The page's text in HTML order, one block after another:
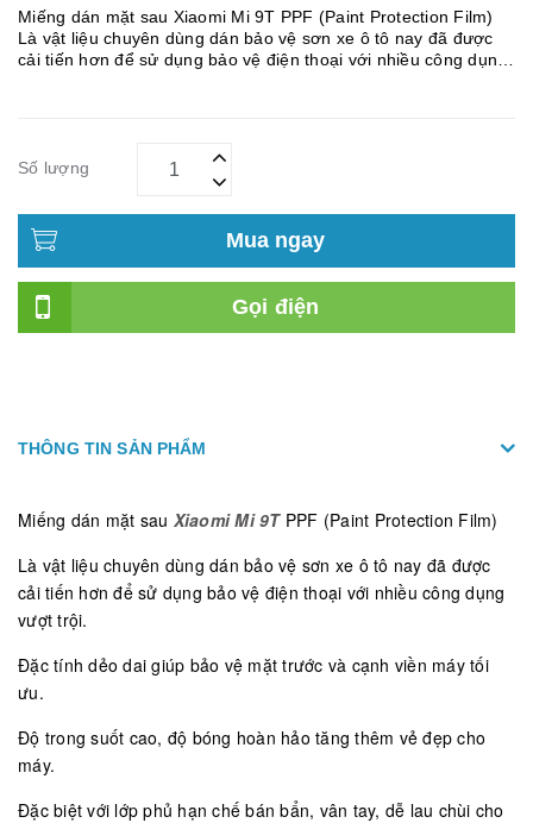
Miếng dán mặt sau Xiaomi Mi 9T PPF (Paint Protection Film)
Là vật liệu chuyên dùng dán bảo vệ sơn xe ô tô nay đã được
cải tiến hơn để sử dụng bảo vệ điện thoại với nhiều công dụng
Số lượng
Mua ngay
Gọi điện
THÔNG TIN SẢN PHẨM
Miếng dán mặt sau Xiaomi Mi 9T PPF (Paint Protection Film)
Là vật liệu chuyên dùng dán bảo vệ sơn xe ô tô nay đã được
cải tiến hơn để sử dụng bảo vệ điện thoại với nhiều công dụng
vượt trội.
Đặc tính dẻo dai giúp bảo vệ mặt trước và cạnh viền máy tối
ưu.
Độ trong suốt cao, độ bóng hoàn hảo tăng thêm vẻ đẹp cho
máy.
Đặc biệt với lớp phủ hạn chế bán bẩn, vân tay, dễ lau chùi cho